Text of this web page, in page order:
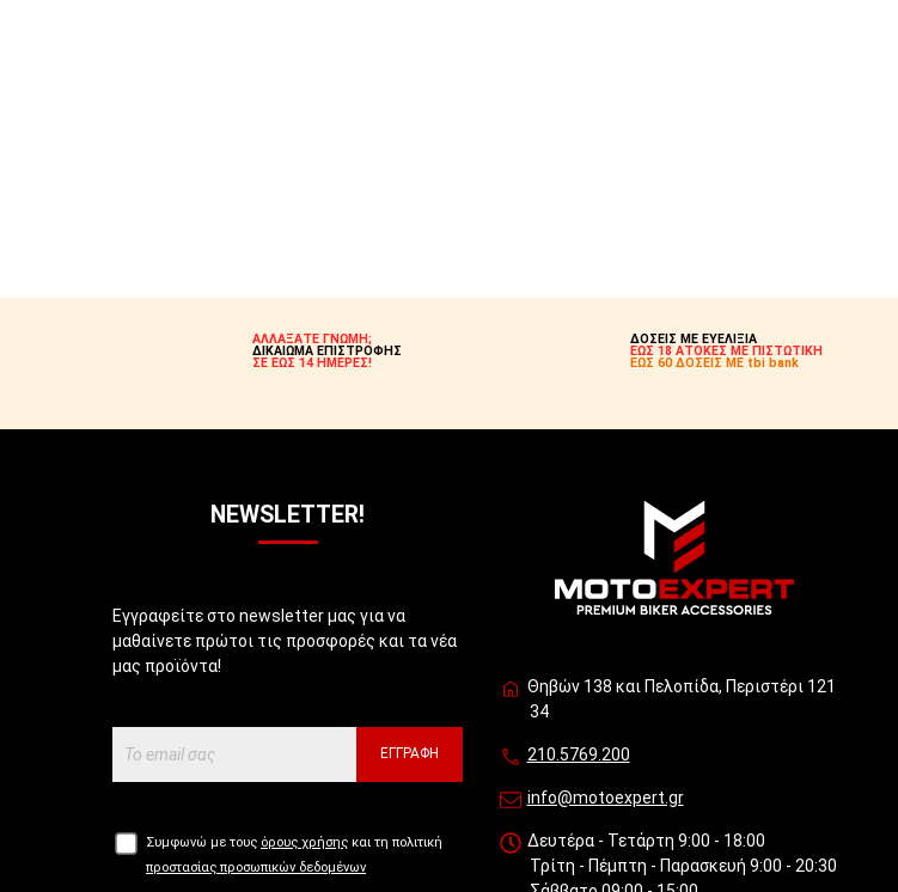
ΑΛΛΑΞΑΤΕ ΓΝΩΜΗ;
ΔΙΚΑΙΩΜΑ ΕΠΙΣΤΡΟΦΗΣ
ΣΕ ΕΩΣ 14 ΗΜΕΡΕΣ!
ΔΟΣΕΙΣ ΜΕ ΕΥΕΛΙΞΙΑ
ΕΩΣ 18 ΑΤΟΚΕΣ ΜΕ ΠΙΣΤΩΤΙΚΗ
ΕΩΣ 60 ΔΟΣΕΙΣ ΜΕ tbi bank
NEWSLETTER!
Εγγραφείτε στο newsletter μας για να
μαθαίνετε πρώτοι τις προσφορές και τα νέα
μας προϊόντα!
ΕΓΓΡΑΦΉ
Συμφωνώ με τους όρους χρήσης και τη πολιτική
προστασίας προσωπικών δεδομένων
Θηβών 138 και Πελοπίδα, Περιστέρι 121
34
210.5769.200
info@motoexpert.gr
Δευτέρα - Τετάρτη 9:00 - 18:00
Τρίτη - Πέμπτη - Παρασκευή 9:00 - 20:30